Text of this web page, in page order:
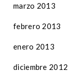
marzo 2013
febrero 2013
enero 2013
diciembre 2012